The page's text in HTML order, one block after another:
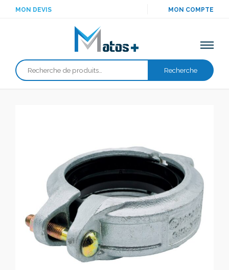
MON DEVIS MON COMPTE
Recherche
Recherche